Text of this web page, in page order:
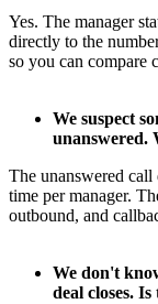
Yes. The manager
directly to the
so you can compare
We suspect
unanswered.
The unanswered call
time per manager.
outbound, and
We don't
deal closes.